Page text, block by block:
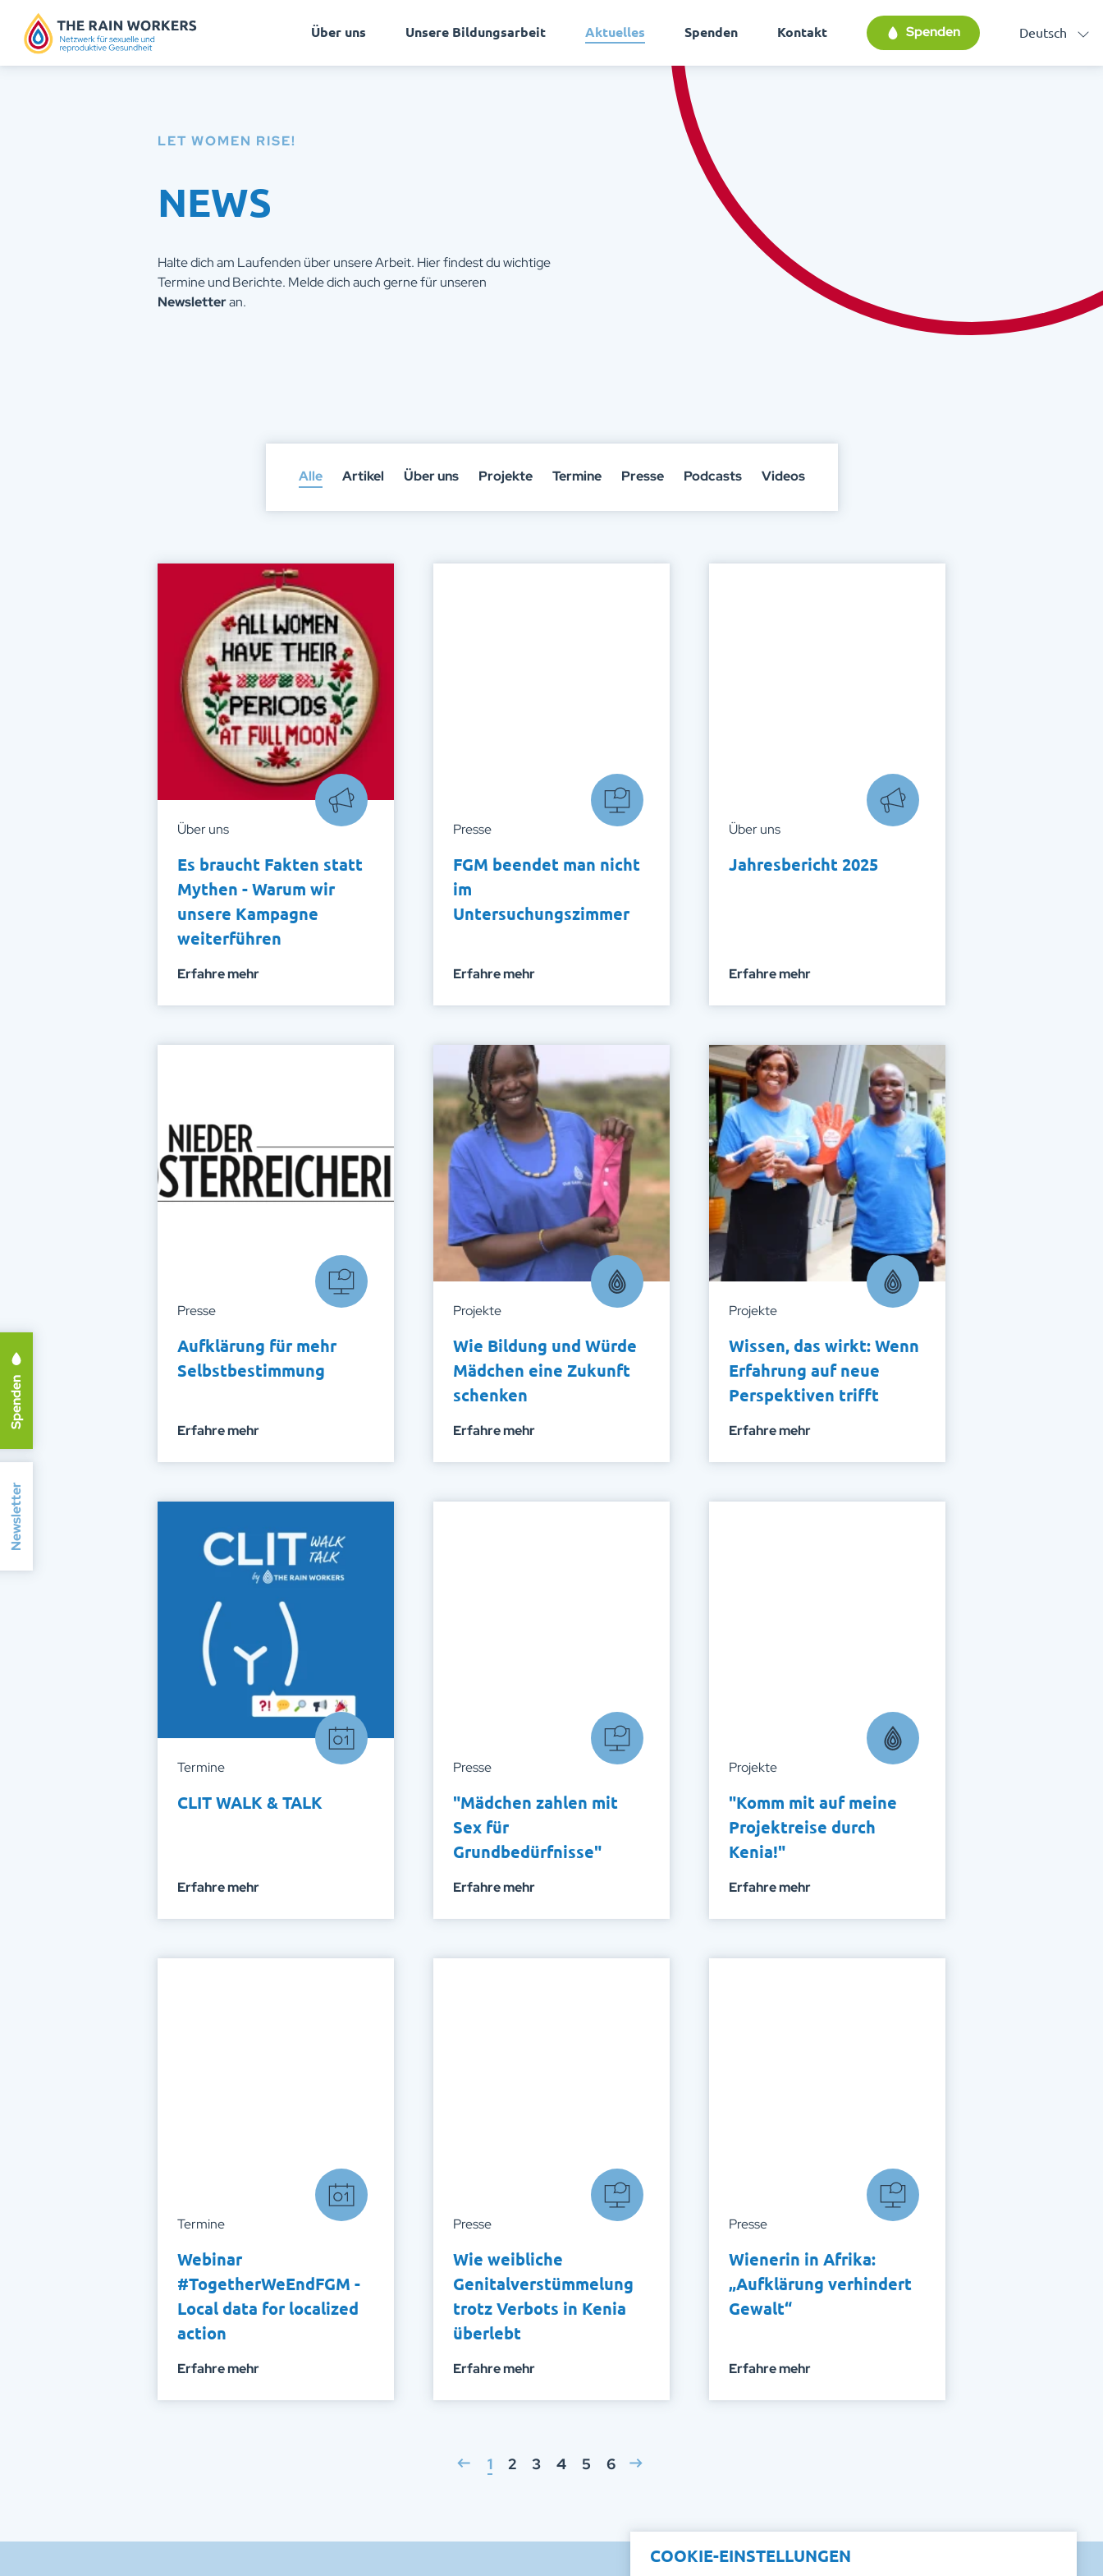
COOKIE-EINSTELLUNGEN
Über uns Unsere Bildungsarbeit Aktuelles Spenden Kontakt Spenden Deutsch
LET WOMEN RISE!
NEWS
Halte dich am Laufenden über unsere Arbeit. Hier findest du wichtige
Termine und Berichte. Melde dich auch gerne für unseren
Newsletteran.
Alle Artikel Über uns Projekte Termine Presse Podcasts Videos
Über uns
Es braucht Fakten statt
Mythen - Warum wir
unsere Kampagne
weiterführen
Erfahre mehr
Presse
FGM beendet man nicht
im
Untersuchungszimmer
Erfahre mehr
Über uns
Jahresbericht 2025
Erfahre mehr
Presse
Aufklärung für mehr
Selbstbestimmung
Erfahre mehr
Projekte
Wie Bildung und Würde
Mädchen eine Zukunft
schenken
Erfahre mehr
Projekte
Wissen, das wirkt: Wenn
Erfahrung auf neue
Perspektiven trifft
Erfahre mehr
Termine
CLIT WALK & TALK
Erfahre mehr
Presse
"Mädchen zahlen mit
Sex für
Grundbedürfnisse"
Erfahre mehr
Projekte
"Komm mit auf meine
Projektreise durch
Kenia!"
Erfahre mehr
Termine
Webinar
#TogetherWeEndFGM -
Local data for localized
action
Erfahre mehr
Presse
Wie weibliche
Genitalverstümmelung
trotz Verbots in Kenia
überlebt
Erfahre mehr
Presse
Wienerin in Afrika:
„Aufklärung verhindert
Gewalt“
Erfahre mehr
1 2 3 4 5 6
Newsletter
Spenden